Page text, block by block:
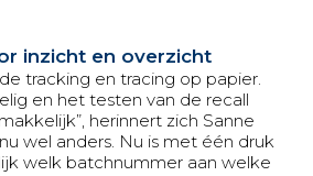
inzicht en overzicht
tracking en tracing op papier.
en het testen van de recall
herinnert zich Sanne
wel anders. Nu is met één druk
welk batchnummer aan welke